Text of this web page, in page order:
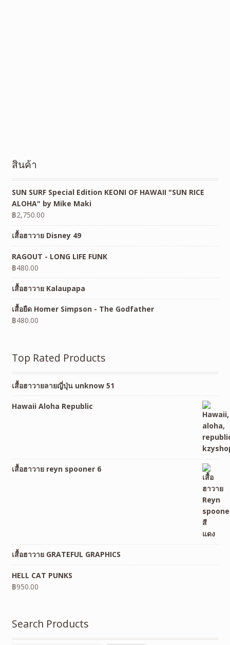
สินค้า
SUN SURF Special Edition KEONI OF HAWAII "SUN RICE
ALOHA" by Mike Maki
฿2,750.00
เสื้อฮาวาย Disney 49
RAGOUT - LONG LIFE FUNK
฿480.00
เสื้อฮาวาย Kalaupapa
เสื้อยืด Homer Simpson - The Godfather
฿480.00
Top Rated Products
เสื้อฮาวายลายญี่ปุ่น unknow 51
Hawaii Aloha Republic
เสื้อฮาวาย reyn spooner 6
เสื้อฮาวาย GRATEFUL GRAPHICS
HELL CAT PUNKS
฿950.00
Search Products